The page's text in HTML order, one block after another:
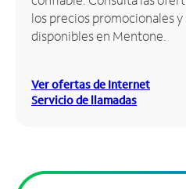
una
tiendalos precios promocionales
disponibles en Mentone.
Ver ofertas de Internet
Servicio de llamadas